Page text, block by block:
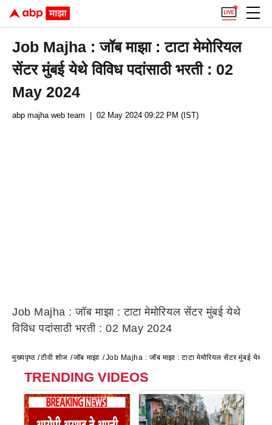
Job Majha : जॉब माझा : टाटा मेमोरियल
सेंटर मुंबई येथे विविध पदांसाठी भरती : 02
May 2024
abp majha web team | 02 May 2024 09:22 PM (IST)
Job Majha : जॉब माझा : टाटा मेमोरियल सेंटर मुंबई येथे
विविध पदांसाठी भरती : 02 May 2024
मुख्यपृष्ठ टीवी शोज जॉब माझा Job Majha : जॉब माझा : टाटा मेमोरियल सेंटर मुंबई येथे
TRENDING VIDEOS